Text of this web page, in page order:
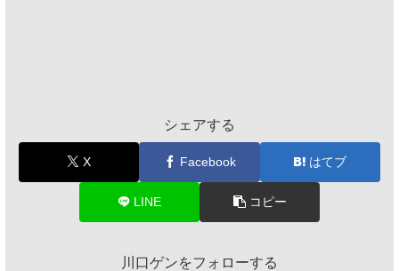
シェアする
X Facebook はてブ
LINE コピー
川口ゲンをフォローする